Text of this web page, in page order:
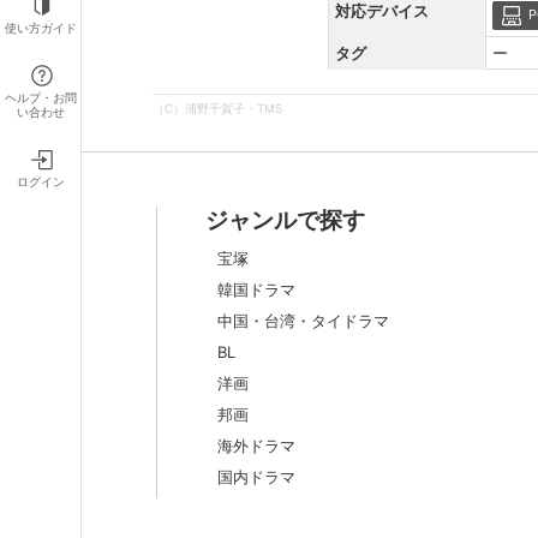
使い方ガイド
ヘルプ・お問
い合わせ
ログイン
対応デバイス
タグ ー
（C）浦野千賀子・TMS
ジャンルで探す
宝塚
韓国ドラマ
中国・台湾・タイドラマ
BL
洋画
邦画
海外ドラマ
国内ドラマ